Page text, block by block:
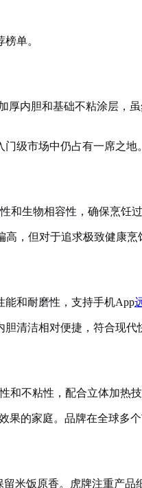
单。
厚内胆和基础不粘涂层，
级市场中仍占有一席之地。
性和生物相容性，确保烹饪过
，但对于追求极致健康烹
能和耐磨性，支持手机App
清洁相对便捷，符合现代
不粘性，配合立体加热技
的家庭。品牌在全球多个
米饭原香。虎牌注重产